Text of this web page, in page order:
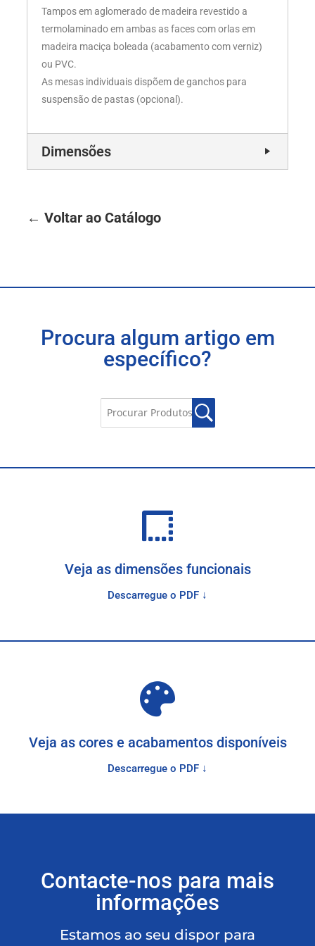
Tampos em aglomerado de madeira revestido a
termolaminado em ambas as faces com orlas em
madeira maciça boleada (acabamento com verniz)
ou PVC.
As mesas individuais dispõem de ganchos para
suspensão de pastas (opcional).
Dimensões
← Voltar ao Catálogo
Procura algum artigo em
específico?
Veja as dimensões funcionais
Descarregue o PDF ↓
Veja as cores e acabamentos disponíveis
Descarregue o PDF ↓
Contacte-nos para mais
informações
Estamos ao seu dispor para